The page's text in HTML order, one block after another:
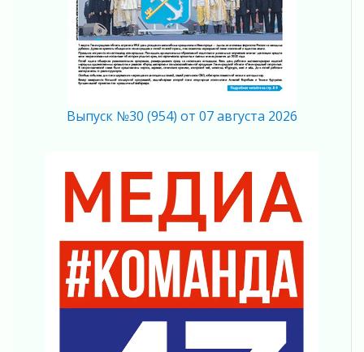
04 августа 2026
Без риска для здоровья и кошелька
04 августа 2026
Важная информация
Что делать со сбережениями
03 августа 2026
Ленобласть повышает производительность
труда в ЖКХ
03 августа 2026
Поддержка волонтерских объединений
03 августа 2026
Ладожский мост полностью закроют на два
Музеи Ленобласти обновляют пространства
Выпуск №30 (954) от 07 августа 2026